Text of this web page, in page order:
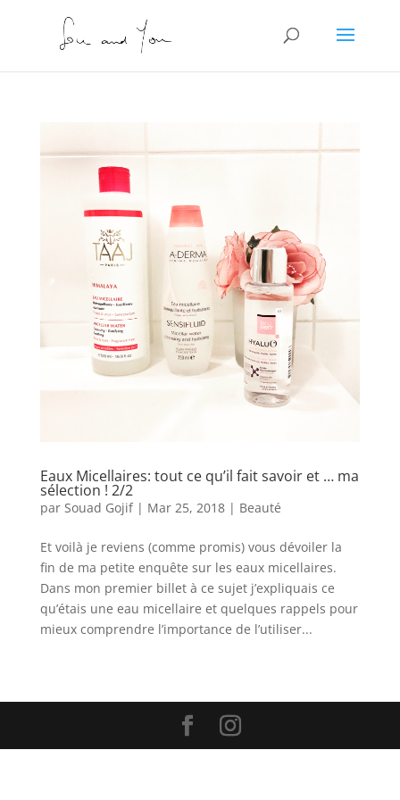
Eaux Micellaires: tout ce qu’il fait savoir et … ma
sélection ! 2/2
par Souad Gojif| Mar 25, 2018| Beauté
Et voilà je reviens (comme promis) vous dévoiler la
fin de ma petite enquête sur les eaux micellaires.
Dans mon premier billet à ce sujet j’expliquais ce
qu’étais une eau micellaire et quelques rappels pour
mieux comprendre l’importance de l’utiliser...